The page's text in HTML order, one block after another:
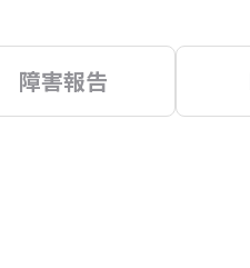
障害報告